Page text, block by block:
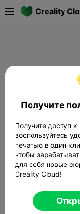
Creality
Получите
Получите доступ
воспользуйтесь
печатью в один
чтобы
для себя новые
Creality Cloud!